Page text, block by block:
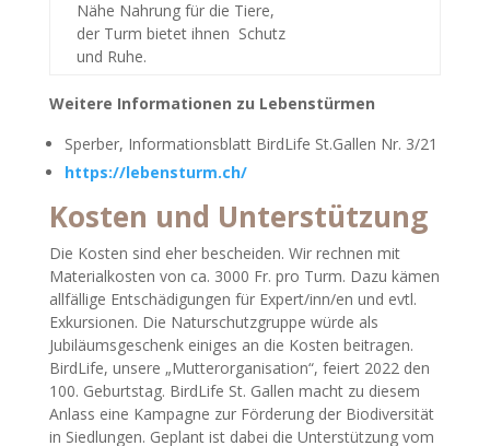
Nähe Nahrung für die Tiere,
der Turm bietet ihnen Schutz
und Ruhe.
Weitere Informationen zu Lebenstürmen
Sperber, Informationsblatt BirdLife St.Gallen Nr. 3/21
https://lebensturm.ch/
Kosten und Unterstützung
Die Kosten sind eher bescheiden. Wir rechnen mit
Materialkosten von ca. 3000 Fr. pro Turm. Dazu kämen
allfällige Entschädigungen für Expert/inn/en und evtl.
Exkursionen. Die Naturschutzgruppe würde als
Jubiläumsgeschenk einiges an die Kosten beitragen.
BirdLife, unsere „Mutterorganisation“, feiert 2022 den
100. Geburtstag. BirdLife St. Gallen macht zu diesem
Anlass eine Kampagne zur Förderung der Biodiversität
in Siedlungen. Geplant ist dabei die Unterstützung vom